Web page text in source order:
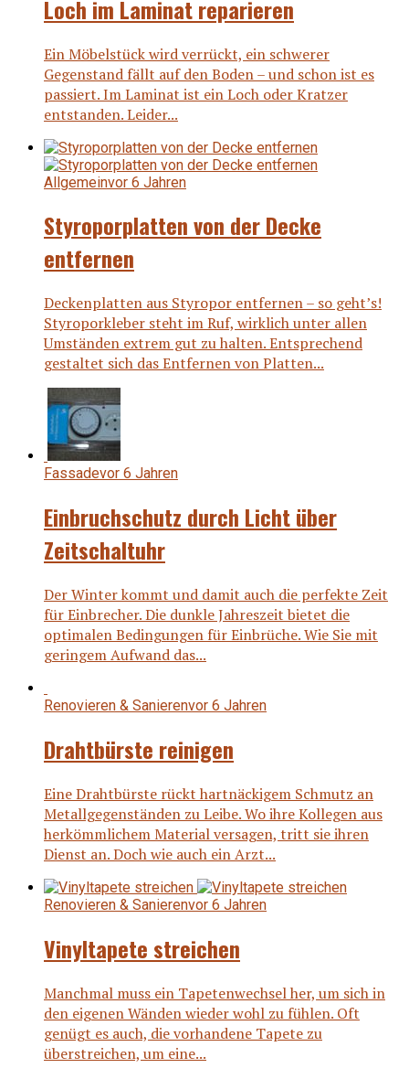
Loch im Laminat reparieren
Ein Möbelstück wird verrückt, ein schwerer
Gegenstand fällt auf den Boden – und schon ist es
passiert. Im Laminat ist ein Loch oder Kratzer
entstanden. Leider...
Allgemeinvor 6 Jahren
Styroporplatten von der Decke
entfernen
Deckenplatten aus Styropor entfernen – so geht’s!
Styroporkleber steht im Ruf, wirklich unter allen
Umständen extrem gut zu halten. Entsprechend
gestaltet sich das Entfernen von Platten...
Fassadevor 6 Jahren
Einbruchschutz durch Licht über
Zeitschaltuhr
Der Winter kommt und damit auch die perfekte Zeit
für Einbrecher. Die dunkle Jahreszeit bietet die
optimalen Bedingungen für Einbrüche. Wie Sie mit
geringem Aufwand das...
Renovieren & Sanierenvor 6 Jahren
Drahtbürste reinigen
Eine Drahtbürste rückt hartnäckigem Schmutz an
Metallgegenständen zu Leibe. Wo ihre Kollegen aus
herkömmlichem Material versagen, tritt sie ihren
Dienst an. Doch wie auch ein Arzt...
Renovieren & Sanierenvor 6 Jahren
Vinyltapete streichen
Manchmal muss ein Tapetenwechsel her, um sich in
den eigenen Wänden wieder wohl zu fühlen. Oft
genügt es auch, die vorhandene Tapete zu
überstreichen, um eine...